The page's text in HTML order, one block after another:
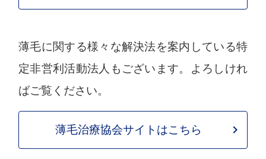
薄毛に関する様々な解決法を案内している特
定非営利活動法人もございます。よろしけれ
ばご覧ください。
薄毛治療協会サイトはこちら